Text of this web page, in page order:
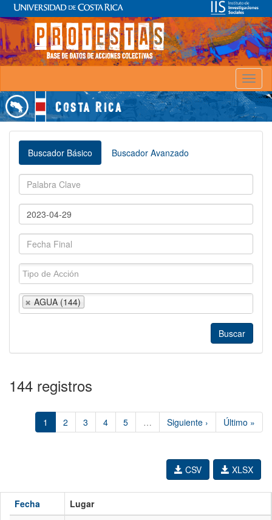
Buscador Básico Buscador Avanzado
AGUA (144)
144 registros
1 2 3 4 5 … Siguiente › Último »
XLSX
CSV
Fecha
Lugar